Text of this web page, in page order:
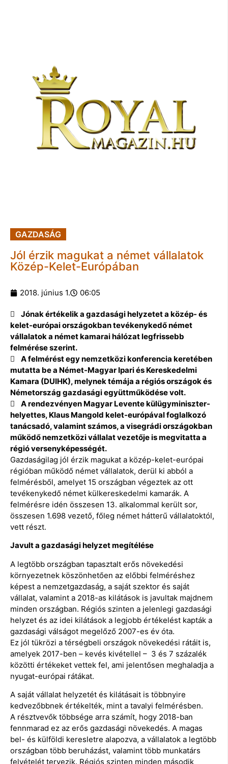
GAZDASÁG
Jól érzik magukat a német vállalatok
Közép-Kelet-Európában
2018. június 1. 06:05
 Jónak értékelik a gazdasági helyzetet a közép- és
kelet-európai országokban tevékenykedő német
vállalatok a német kamarai hálózat legfrissebb
felmérése szerint.
 A felmérést egy nemzetközi konferencia keretében
mutatta be a Német-Magyar Ipari és Kereskedelmi
Kamara (DUIHK), melynek témája a régiós országok és
Németország gazdasági együttműködése volt.
 A rendezvényen Magyar Levente külügyminiszter-
helyettes, Klaus Mangold kelet-európával foglalkozó
tanácsadó, valamint számos, a visegrádi országokban
működő nemzetközi vállalat vezetője is megvitatta a
régió versenyképességét.
Gazdaságilag jól érzik magukat a közép-kelet-európai
régióban működő német vállalatok, derül ki abból a
felmérésből, amelyet 15 országban végeztek az ott
tevékenykedő német külkereskedelmi kamarák. A
felmérésre idén összesen 13. alkalommal került sor,
összesen 1.698 vezető, főleg német hátterű vállalatoktól,
vett részt.
Javult a gazdasági helyzet megítélése
A legtöbb országban tapasztalt erős növekedési
környezetnek köszönhetően az előbbi felméréshez
képest a nemzetgazdaság, a saját szektor és saját
vállalat, valamint a 2018-as kilátások is javultak majdnem
minden országban. Régiós szinten a jelenlegi gazdasági
helyzet és az idei kilátások a legjobb értékelést kapták a
gazdasági válságot megelőző 2007-es év óta.
Ez jól tükrözi a térségbeli országok növekedési rátáit is,
amelyek 2017-ben – kevés kivétellel – 3 és 7 százalék
közötti értékeket vettek fel, ami jelentősen meghaladja a
nyugat-európai rátákat.
A saját vállalat helyzetét és kilátásait is többnyire
kedvezőbbnek értékelték, mint a tavalyi felmérésben.
A résztvevők többsége arra számít, hogy 2018-ban
fennmarad ez az erős gazdasági növekedés. A magas
bel- és külföldi keresletre alapozva, a vállalatok a legtöbb
országban több beruházást, valamint több munkatárs
felvételét tervezik. Régiós szinten minden második